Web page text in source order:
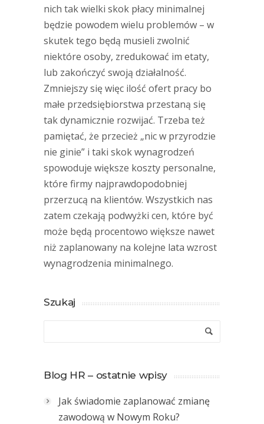
nich tak wielki skok płacy minimalnej
będzie powodem wielu problemów – w
skutek tego będą musieli zwolnić
niektóre osoby, zredukować im etaty,
lub zakończyć swoją działalność.
Zmniejszy się więc ilość ofert pracy bo
małe przedsiębiorstwa przestaną się
tak dynamicznie rozwijać. Trzeba też
pamiętać, że przecież „nic w przyrodzie
nie ginie” i taki skok wynagrodzeń
spowoduje większe koszty personalne,
które firmy najprawdopodobniej
przerzucą na klientów. Wszystkich nas
zatem czekają podwyżki cen, które być
może będą procentowo większe nawet
niż zaplanowany na kolejne lata wzrost
wynagrodzenia minimalnego.
Szukaj
Blog HR – ostatnie wpisy
Jak świadomie zaplanować zmianę
zawodową w Nowym Roku?